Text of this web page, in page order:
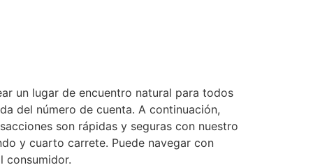
un lugar de encuentro natural para todos
del número de cuenta. A continuación,
son rápidas y seguras con nuestro
y cuarto carrete. Puede navegar con
consumidor.